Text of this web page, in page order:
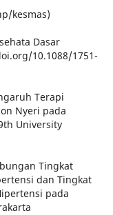
kesmas)
Dasar
10.1088/1751-
Terapi
Nyeri pada
University
Tingkat
dan Tingkat
pada